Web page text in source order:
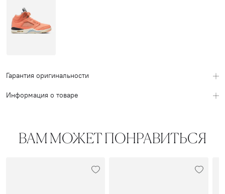
Гарантия оригинальности
Информация о товаре
ВАМ МОЖЕТ ПОНРАВИТЬСЯ